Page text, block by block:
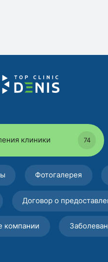
клиники 74
Фотогалерея
Договор о
компании